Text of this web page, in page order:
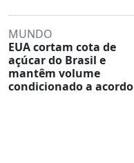
MUNDO
EUA cortam cota de
açúcar do Brasil e
mantêm volume
condicionado a acordo